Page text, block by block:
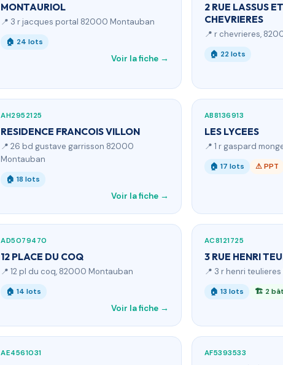
MONTAURIOL
📍 3 r jacques portal 82000 Montauban
🏠 24 lots
Voir la fiche →
2 RUE LASSUS
CHEVRIERES
📍 r chevrieres,
🏠 22 lots
AH2952125
RESIDENCE FRANCOIS VILLON
📍 26 bd gustave garrisson 82000
Montauban
🏠 18 lots
Voir la fiche →
AB8136913
LES LYCEES
📍 1 r gaspard
🏠 17 lots ⚠ PPT
AD5079470
12 PLACE DU COQ
📍 12 pl du coq, 82000 Montauban
🏠 14 lots
Voir la fiche →
AC8121725
3 RUE HENRI
📍 3 r henri
🏠 13 lots 🏗 2
AE4561031 AF5393533